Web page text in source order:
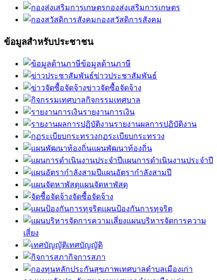
กองส่งเสริมการเกษตร
กองสวัสดิการสังคม
ข้อมูลสำหรับประชาชน
ข้อมูลด้านภาษี
ข่าวประชาสัมพันธ์
ข่าวจัดซื้อจัดจ้าง
กิจกรรมเทศบาล
รายงานการเงิน
รายงานผลการปฏิบัติงาน
กฏระเบียบกระทรวง
แผนพัฒนาท้องถิ่น
แผนการดำเนินงานประจำปี
แผนอัตรากำลังสามปี
แผนจัดหาพัสดุ
จัดซื้อจัดจ้าง
แผนป้องกันการทุจริต
แผนบริหารจัดการความ
เสี่ยง
เทศบัญญัติ
กิจการสภา